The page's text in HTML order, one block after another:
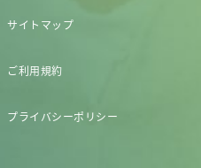
サイトマップ
ご利用規約
プライバシーポリシー